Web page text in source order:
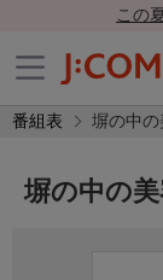
この
番組表 塀の中の
塀の中の